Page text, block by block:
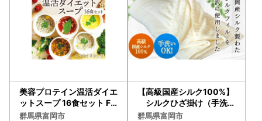
美容プロテイン温活ダイエ
ットスープ 16食セット F2
0E-809
群馬県富岡市
【高級国産シルク100%】
シルクひざ掛け（手洗O
K） F20E-270
群馬県富岡市